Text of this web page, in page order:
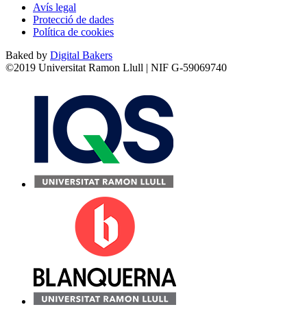
Avís legal
Protecció de dades
Política de cookies
Baked by Digital Bakers
©2019 Universitat Ramon Llull | NIF G-59069740